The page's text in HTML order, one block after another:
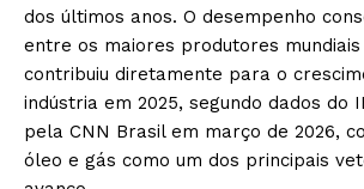
dos últimos anos. O desempenho
entre os maiores produtores
contribuiu diretamente para o
indústria em 2025, segundo dados do
pela CNN Brasil em março de 2026,
óleo e gás como um dos principais